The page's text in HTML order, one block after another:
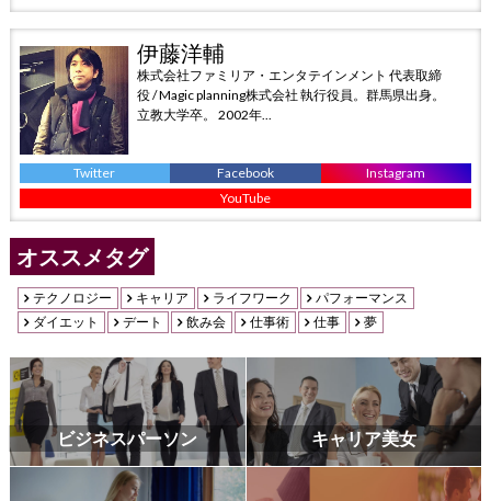
伊藤洋輔
株式会社ファミリア・エンタテインメント 代表取締
役 / Magic planning株式会社 執行役員。群馬県出身。
立教大学卒。 2002年...
Twitter Facebook
Instagram
YouTube
オススメタグ
テクノロジー キャリア ライフワーク
パフォーマンス
ダイエット
デート 飲み会 仕事術 仕事 夢
ビジネスパーソン キャリア美女